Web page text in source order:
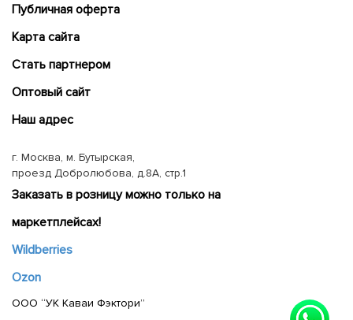
Публичная оферта
Карта сайта
Cтать партнером
Оптовый сайт
Наш адрес
г. Москва, м. Бутырская,
проезд Добролюбова, д.8А, стр.1
Заказать в розницу можно только на
маркетплейсах!
Wildberries
Ozon
ООО “УК Каваи Фэктори”